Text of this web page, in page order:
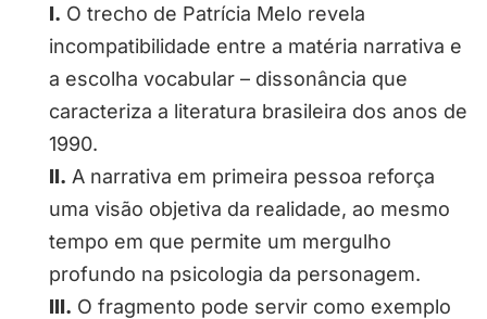
I. O trecho de Patrícia Melo revela
incompatibilidade entre a matéria narrativa e
a escolha vocabular – dissonância que
caracteriza a literatura brasileira dos anos de
1990.
II. A narrativa em primeira pessoa reforça
uma visão objetiva da realidade, ao mesmo
tempo em que permite um mergulho
profundo na psicologia da personagem.
III. O fragmento pode servir como exemplo